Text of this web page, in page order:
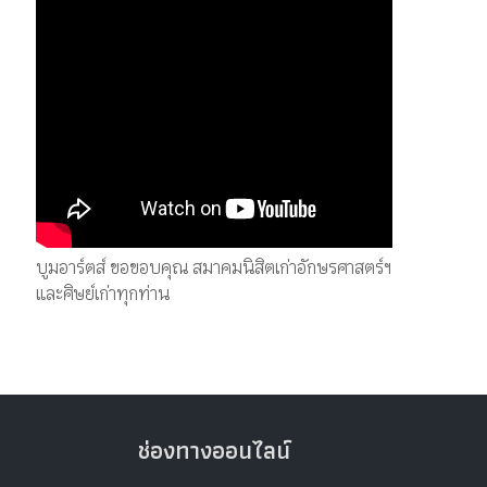
บูมอาร์ตส์ ขอขอบคุณ สมาคมนิสิตเก่าอักษรศาสตร์ฯ
และศิษย์เก่าทุกท่าน
ช่องทางออนไลน์